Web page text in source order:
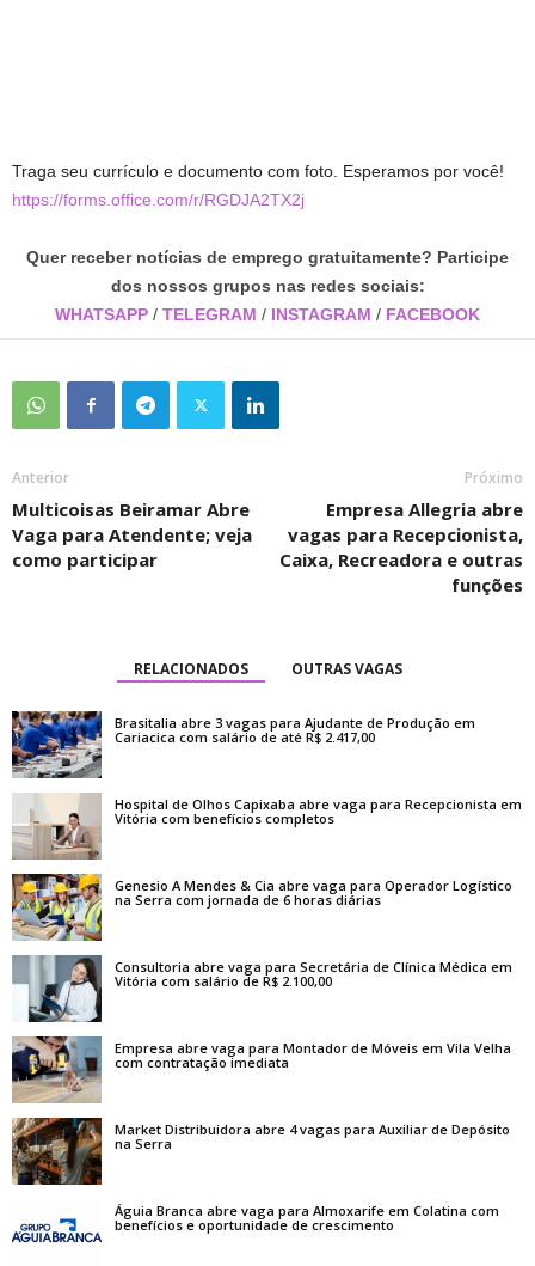
Traga seu currículo e documento com foto. Esperamos por você!
https://forms.office.com/r/RGDJA2TX2j
Quer receber notícias de emprego gratuitamente? Participe
dos nossos grupos nas redes sociais:
WHATSAPP / TELEGRAM / INSTAGRAM / FACEBOOK
Anterior
Multicoisas Beiramar Abre
Vaga para Atendente; veja
como participar
Próximo
Empresa Allegria abre
vagas para Recepcionista,
Caixa, Recreadora e outras
funções
RELACIONADOS OUTRAS VAGAS
Brasitalia abre 3 vagas para Ajudante de Produção em
Cariacica com salário de até R$ 2.417,00
Hospital de Olhos Capixaba abre vaga para Recepcionista em
Vitória com benefícios completos
Genesio A Mendes & Cia abre vaga para Operador Logístico
na Serra com jornada de 6 horas diárias
Consultoria abre vaga para Secretária de Clínica Médica em
Vitória com salário de R$ 2.100,00
Empresa abre vaga para Montador de Móveis em Vila Velha
com contratação imediata
Market Distribuidora abre 4 vagas para Auxiliar de Depósito
na Serra
Águia Branca abre vaga para Almoxarife em Colatina com
benefícios e oportunidade de crescimento